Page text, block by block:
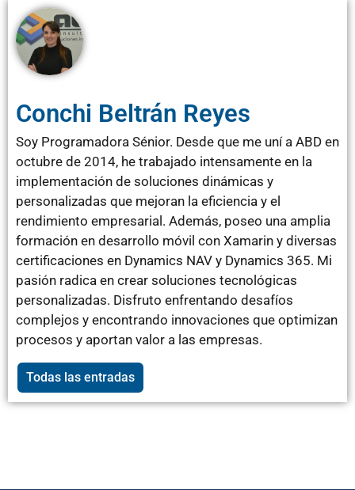
Conchi Beltrán Reyes
Soy Programadora Sénior. Desde que me uní a ABD en
octubre de 2014, he trabajado intensamente en la
implementación de soluciones dinámicas y
personalizadas que mejoran la eficiencia y el
rendimiento empresarial. Además, poseo una amplia
formación en desarrollo móvil con Xamarin y diversas
certificaciones en Dynamics NAV y Dynamics 365. Mi
pasión radica en crear soluciones tecnológicas
personalizadas. Disfruto enfrentando desafíos
complejos y encontrando innovaciones que optimizan
procesos y aportan valor a las empresas.
Todas las entradas